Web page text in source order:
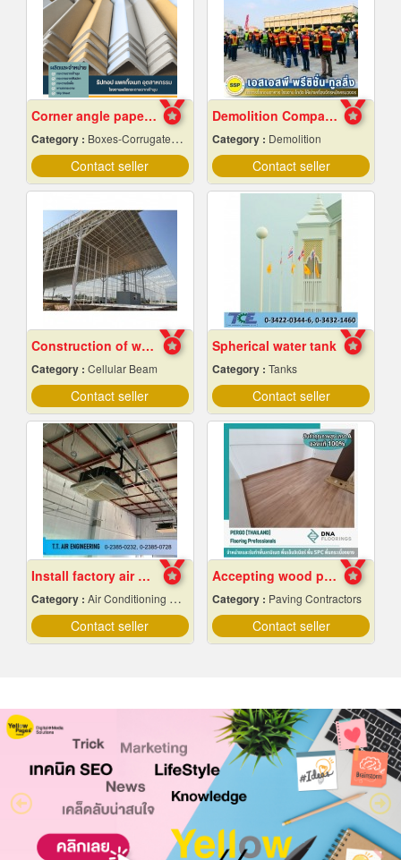
Corner angle paper manufacturer
Category : Boxes-Corrugated & Fibre
Contact seller
Demolition Company Samut Prakan
Category : Demolition
Contact seller
Construction of warehouse structure
Category : Cellular Beam
Contact seller
Spherical water tank
Category : Tanks
Contact seller
Install factory air conditioning system
Category : Air Conditioning Contractors
Contact seller
Accepting wood pattern rubber tile flooring
Category : Paving Contractors
Contact seller